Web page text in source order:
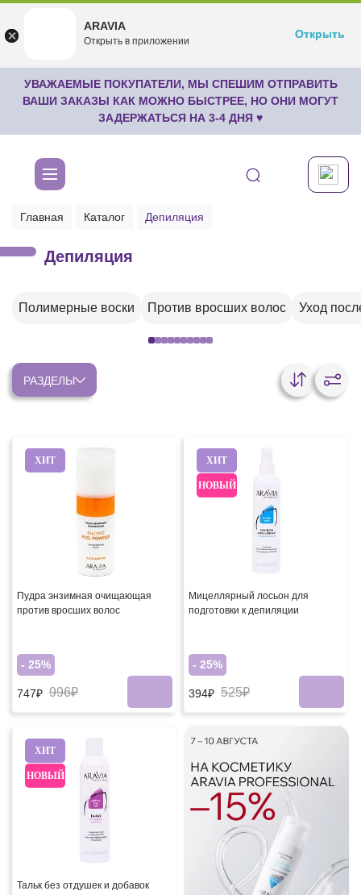
undefined
Бесплатноru.aravia.new
Открыть
УВАЖАЕМЫЕ ПОКУПАТЕЛИ, МЫ СПЕШИМ ОТПРАВИТЬ
ВАШИ ЗАКАЗЫ КАК МОЖНО БЫСТРЕЕ, НО ОНИ МОГУТ
ЗАДЕРЖАТЬСЯ НА 3-4 ДНЯ ♥
Главная Каталог Депиляция
Депиляция
Полимерные воски Против вросших волос Уход
РАЗДЕЛЫ
ХИТ
Пудра энзимная очищающая
против вросших волос
- 25%
747₽ 996₽
ХИТ
НОВЫЙ
Мицеллярный лосьон для
подготовки к депиляции
- 25%
394₽ 525₽
ХИТ
НОВЫЙ
Тальк без отдушек и добавок
ARAVIA
Открыть в приложении
Открыть